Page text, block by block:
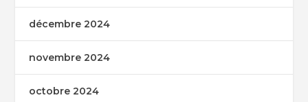
décembre 2024
novembre 2024
octobre 2024